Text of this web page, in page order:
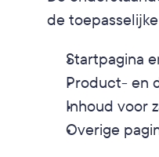
de
Startpagina
Product- en
Inhoud voor
Overige